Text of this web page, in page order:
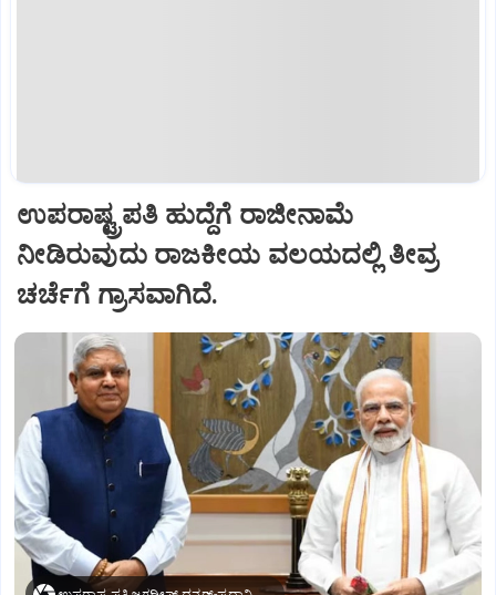
ಉಪರಾಷ್ಟ್ರಪತಿ ಹುದ್ದೆಗೆ ರಾಜೀನಾಮೆ
ನೀಡಿರುವುದು ರಾಜಕೀಯ ವಲಯದಲ್ಲಿ ತೀವ್ರ
ಚರ್ಚೆಗೆ ಗ್ರಾಸವಾಗಿದೆ.